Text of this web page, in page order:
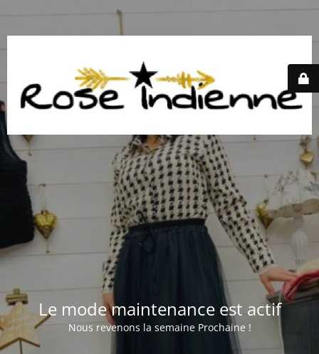
Le mode maintenance est actif
Nous revenons la semaine Prochaine !